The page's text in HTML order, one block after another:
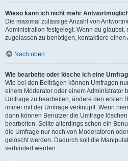
Wieso kann ich nicht mehr
Die maximal zulässige Anzahl von
Administration festgelegt. Wenn du glaubst,
zugelassen zu benötigen, kontaktiere einen
Nach oben
Wie bearbeite oder lösche ich eine
Wie bei den Beiträgen können Umfragen
einem Moderator oder einem Administrator
Umfrage zu bearbeiten, ändere den ersten
immer mit der Umfrage verknüpft. Wenn
dann können Benutzer die Umfrage
bearbeiten. Sollte allerdings schon ein
die Umfrage nur noch von Moderatoren
gelöscht werden. Dadurch soll die
verhindert werden.